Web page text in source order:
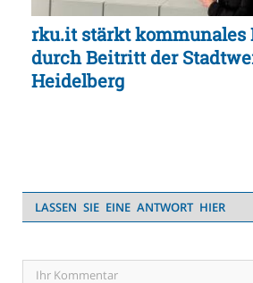
rku.it stärkt kommunales
durch Beitritt der
Heidelberg
LASSEN SIE EINE ANTWORT HIER